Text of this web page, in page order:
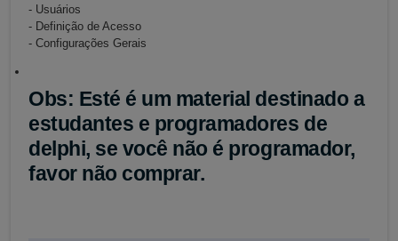
- Usuários
- Definição de Acesso
- Configurações Gerais
Obs: Esté é um material destinado a
estudantes e programadores de
delphi, se você não é programador,
favor não comprar.